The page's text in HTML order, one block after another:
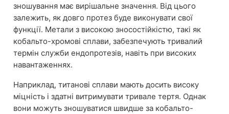
зношування має вирішальне значення. Від цього
залежить, як довго протез буде виконувати свої
функції. Метали з високою зносостійкістю, такі як
кобальто-хромові сплави, забезпечують тривалий
термін служби ендопротезів, навіть при високих
навантаженнях.
Наприклад, титанові сплави мають досить високу
міцність і здатні витримувати тривале тертя. Однак
вони можуть зношуватися швидше за кобальто-